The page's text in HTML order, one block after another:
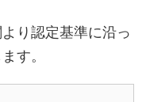
り認定基準に沿っ
す。